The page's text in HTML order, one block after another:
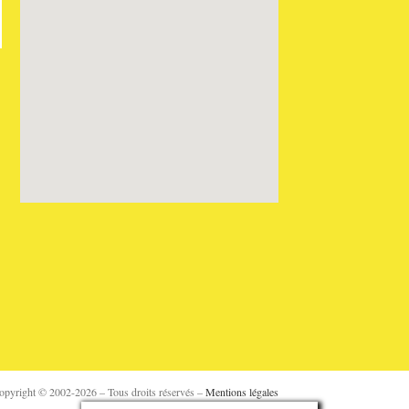
© 2002-2026 – Tous droits réservés –Mentions légales